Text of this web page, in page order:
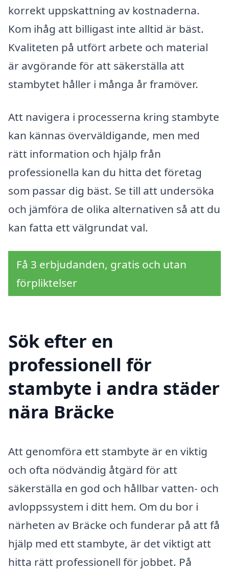
korrekt uppskattning av kostnaderna.
Kom ihåg att billigast inte alltid är bäst.
Kvaliteten på utfört arbete och material
är avgörande för att säkerställa att
stambytet håller i många år framöver.
Att navigera i processerna kring stambyte
kan kännas överväldigande, men med
rätt information och hjälp från
professionella kan du hitta det företag
som passar dig bäst. Se till att undersöka
och jämföra de olika alternativen så att du
kan fatta ett välgrundat val.
Få 3 erbjudanden, gratis och utan
förpliktelser
Sök efter en
professionell för
stambyte i andra städer
nära Bräcke
Att genomföra ett stambyte är en viktig
och ofta nödvändig åtgärd för att
säkerställa en god och hållbar vatten- och
avloppssystem i ditt hem. Om du bor i
närheten av Bräcke och funderar på att få
hjälp med ett stambyte, är det viktigt att
hitta rätt professionell för jobbet. På